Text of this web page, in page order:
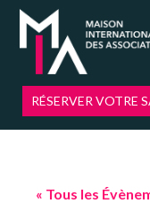
RÉSERVER VOTRE
« Tous les